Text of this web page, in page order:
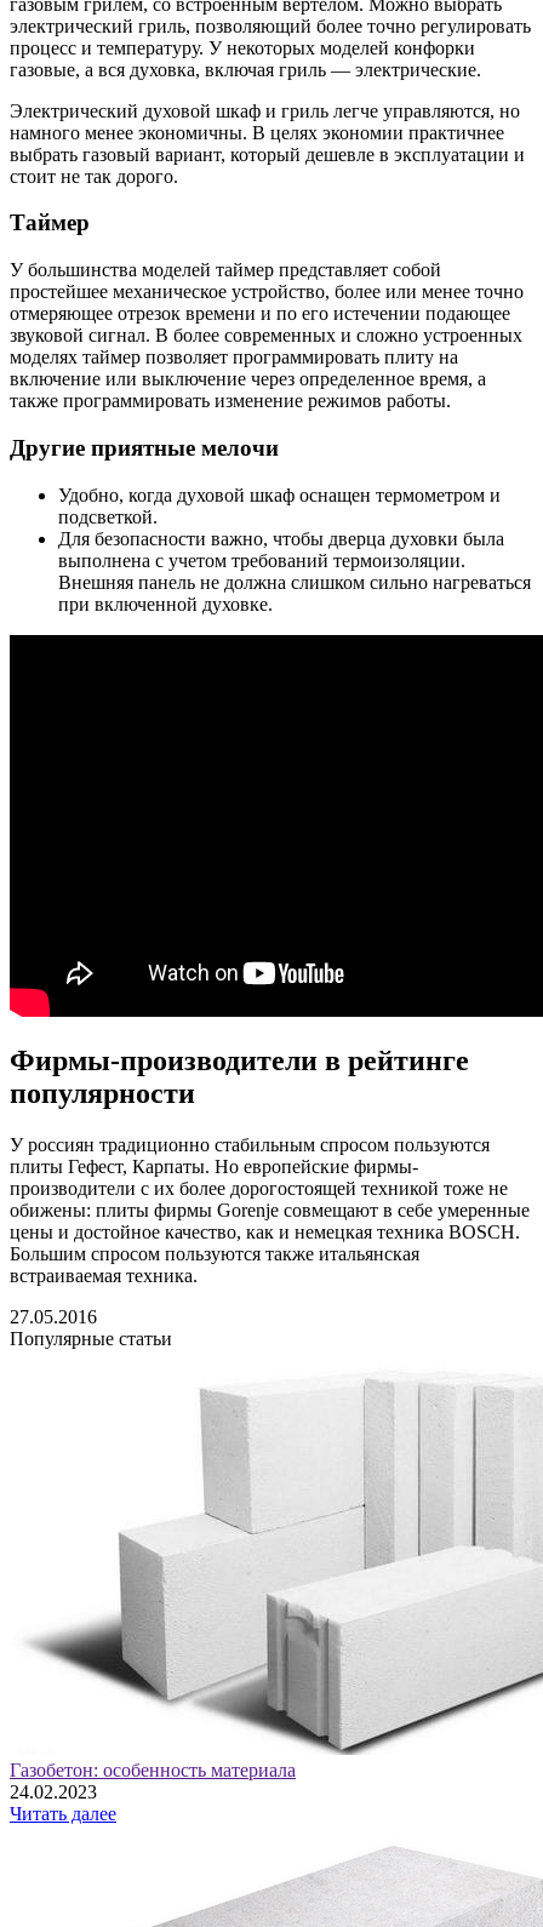
электрический гриль, позволяющий более точно регулировать
процесс и температуру. У некоторых моделей конфорки
газовые, а вся духовка, включая гриль — электрические.
Электрический духовой шкаф и гриль легче управляются, но
намного менее экономичны. В целях экономии практичнее
выбрать газовый вариант, который дешевле в эксплуатации и
стоит не так дорого.
Таймер
У большинства моделей таймер представляет собой
простейшее механическое устройство, более или менее точно
отмеряющее отрезок времени и по его истечении подающее
звуковой сигнал. В более современных и сложно устроенных
моделях таймер позволяет программировать плиту на
включение или выключение через определенное время, а
также программировать изменение режимов работы.
Другие приятные мелочи
Удобно, когда духовой шкаф оснащен термометром и
подсветкой.
Для безопасности важно, чтобы дверца духовки была
выполнена с учетом требований термоизоляции.
Внешняя панель не должна слишком сильно нагреваться
при включенной духовке.
Фирмы-производители в рейтинге
популярности
У россиян традиционно стабильным спросом пользуются
плиты Гефест, Карпаты. Но европейские фирмы-
производители с их более дорогостоящей техникой тоже не
обижены: плиты фирмы Gorenje совмещают в себе умеренные
цены и достойное качество, как и немецкая техника BOSCH.
Большим спросом пользуются также итальянская
встраиваемая техника.
27.05.2016
Популярные статьи
Газобетон: особенность материала
24.02.2023
Читать далее